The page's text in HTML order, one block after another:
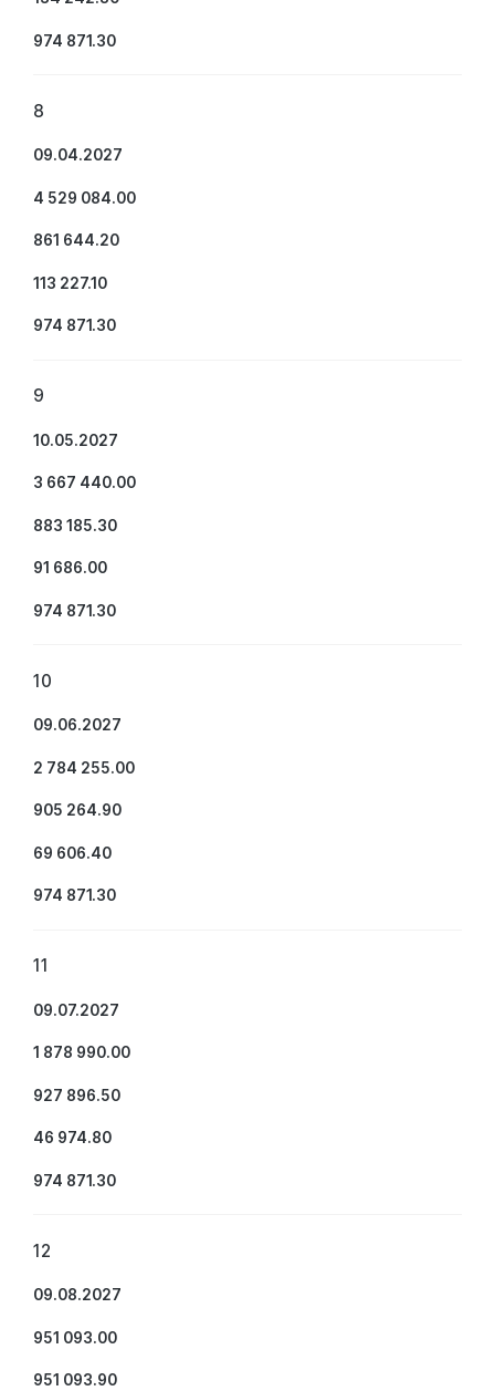
974 871.30
8
09.04.2027
4 529 084.00
861 644.20
113 227.10
974 871.30
9
10.05.2027
3 667 440.00
883 185.30
91 686.00
974 871.30
10
09.06.2027
2 784 255.00
905 264.90
69 606.40
974 871.30
11
09.07.2027
1 878 990.00
927 896.50
46 974.80
974 871.30
12
09.08.2027
951 093.00
951 093.90